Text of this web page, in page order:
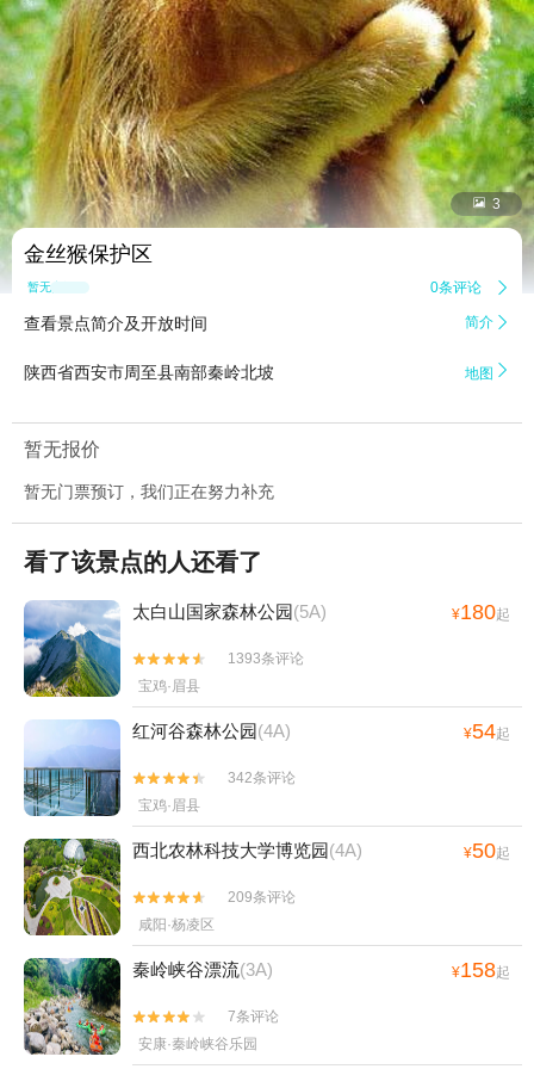
 3
金丝猴保护区
暂无点评 0条评论 
查看景点简介及开放时间 简介 
陕西省西安市周至县南部秦岭北坡 地图 
暂无报价
暂无门票预订，我们正在努力补充
看了该景点的人还看了
太白山国家森林公园(5A) ¥180起


1393条评论
宝鸡·眉县
红河谷森林公园(4A) ¥54起


342条评论
宝鸡·眉县
西北农林科技大学博览园(4A) ¥50起


209条评论
咸阳·杨凌区
秦岭峡谷漂流(3A) ¥158起


7条评论
安康·秦岭峡谷乐园
